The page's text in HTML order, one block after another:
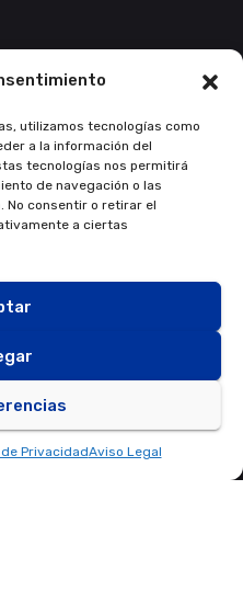
utilizamos tecnologías como
a la información del
tecnologías nos permitirá
de navegación o las
No consentir o retirar el
a ciertas
PrivacidadAviso Legal